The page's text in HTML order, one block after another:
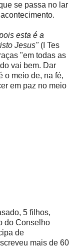
se passa no lar
esta é a
Jesus" (I Tes
"em todas as
vai bem. Dar
o meio de, na fé,
em paz no meio
5 filhos,
do Conselho
de
mais de 60